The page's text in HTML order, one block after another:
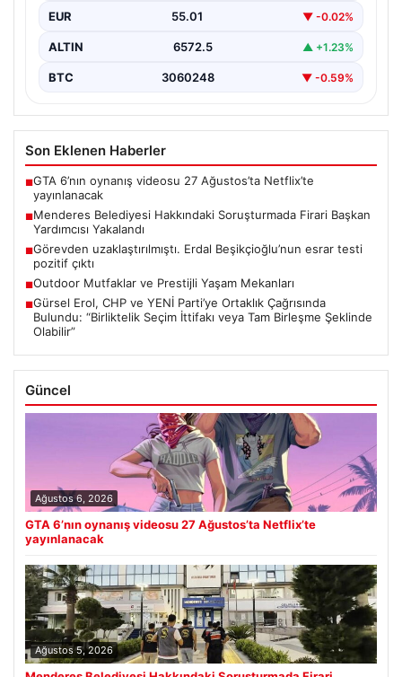
Başkan Yardımcısı…
EUR 55.01 ▼ -0.02%
ALTIN 6572.5 ▲ +1.23%
BTC 3060248 ▼ -0.59%
Son Eklenen Haberler
■GTA 6’nın oynanış videosu 27 Ağustos’ta Netflix’te
yayınlanacak
■Menderes Belediyesi Hakkındaki Soruşturmada Firari Başkan
Yardımcısı Yakalandı
■Görevden uzaklaştırılmıştı. Erdal Beşikçioğlu’nun esrar testi
pozitif çıktı
■Outdoor Mutfaklar ve Prestijli Yaşam Mekanları
■Gürsel Erol, CHP ve YENİ Parti’ye Ortaklık Çağrısında
Bulundu: “Birliktelik Seçim İttifakı veya Tam Birleşme Şeklinde
Olabilir”
Güncel
Ağustos 6, 2026
GTA 6’nın oynanış videosu 27 Ağustos’ta Netflix’te
yayınlanacak
Ağustos 5, 2026